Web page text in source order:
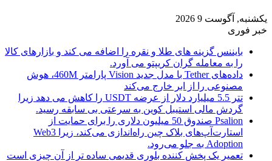
یکشنبه, آگوست 9 2026
خبر فوری
بایننس گزینه های طلا و نقره را اضافه می کند و بازارهای کالا
را به معامله گران کریپتو می آورد.
داده‌های Tether با مدل جدید Vision پارامتر 460M، هوش
مصنوعی را از ابر خارج می‌کند
تتر 5.5 میلیارد دلار از عرضه USDT را کاهش می دهد زیرا
گردش مالی استیبل کوین به سرعتی بی سابقه رسید.
Psalion صندوق 50 میلیون دلاری را برای حمایت از
استارت‌آپ‌های بلاک چین راه‌اندازی می‌کند، زیرا Web3
Adoption به جلو می‌رود.
تعمیر یک پخش کننده بلوری قدیمی ساده تر از آن چیزی است